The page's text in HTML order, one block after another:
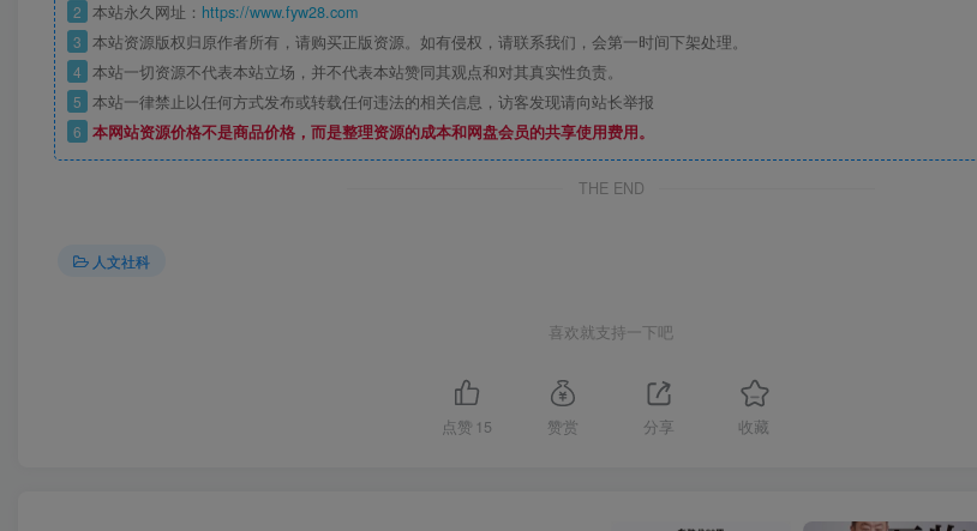
2 本站永久网址： https://www.fyw28.com
3 本站资源版权归原作者所有，请购买正版资源。如有侵权，请联系我们，会第一时间下架处理。
4 本站一切资源不代表本站立场，并不代表本站赞同其观点和对其真实性负责。
5 本站一律禁止以任何方式发布或转载任何违法的相关信息，访客发现请向站长举报
6 本网站资源价格不是商品价格，而是整理资源的成本和网盘会员的共享使用费用。
THE END
人文社科
喜欢就支持一下吧
点赞 15 赞赏 分享 收藏